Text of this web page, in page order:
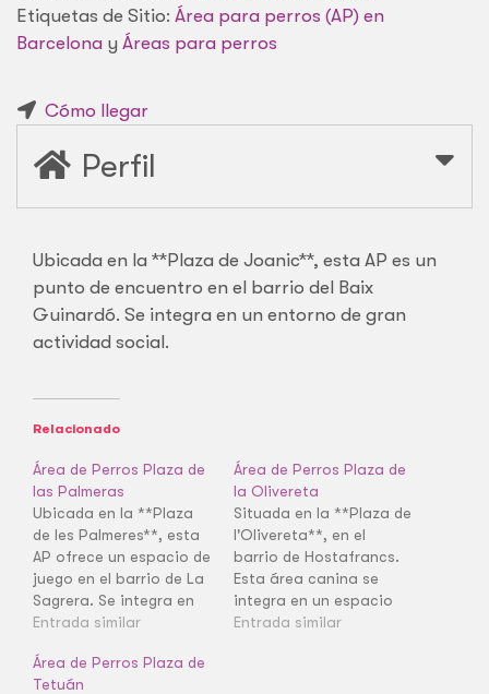
Etiquetas de Sitio: Área para perros (AP) en
Barcelona y Áreas para perros
Cómo llegar
Perfil
Ubicada en la **Plaza de Joanic**, esta AP es un
punto de encuentro en el barrio del Baix
Guinardó. Se integra en un entorno de gran
actividad social.
Relacionado
Área de Perros Plaza de
las Palmeras
Ubicada en la **Plaza
de les Palmeres**, esta
AP ofrece un espacio de
juego en el barrio de La
Sagrera. Se integra en
un entorno de plaza
Entrada similar
Área de Perros Plaza de
la Olivereta
Situada en la **Plaza de
l'Olivereta**, en el
barrio de Hostafrancs.
Esta área canina se
integra en un espacio
céntrico y activo,
Entrada similar
Área de Perros Plaza de
Tetuán